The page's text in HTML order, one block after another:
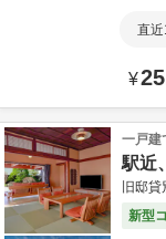
直
¥
一戸建
駅近
旧邸
新型